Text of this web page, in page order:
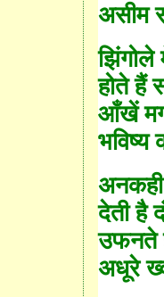
असीम
होते हैं
आँखें
भविष्य
अनकही
देती है
उफनते
अधूरे